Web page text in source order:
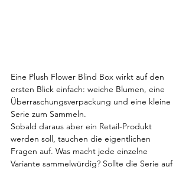
Eine Plush Flower Blind Box wirkt auf den
ersten Blick einfach: weiche Blumen, eine
Überraschungsverpackung und eine kleine
Serie zum Sammeln.
Sobald daraus aber ein Retail-Produkt
werden soll, tauchen die eigentlichen
Fragen auf. Was macht jede einzelne
Variante sammelwürdig? Sollte die Serie auf